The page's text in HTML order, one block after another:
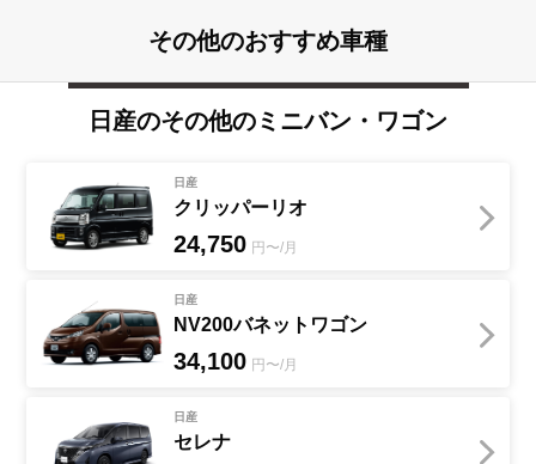
その他のおすすめ車種
日産のその他のミニバン・ワゴン
日産
クリッパーリオ
24,750 円〜/月
日産
NV200バネットワゴン
34,100 円〜/月
日産
セレナ